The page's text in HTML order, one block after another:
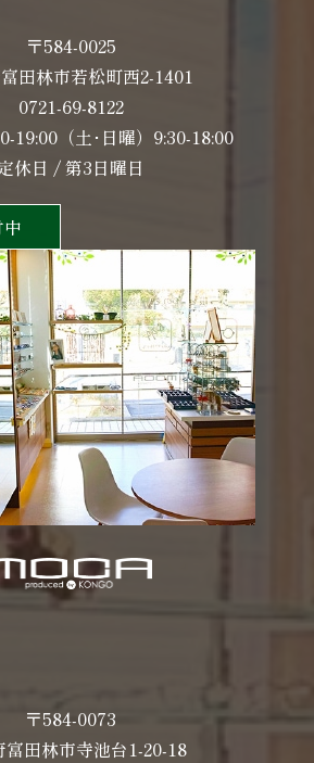
〒584-0025
田林市若松町西2-1401
0721-69-8122
19:00（土･日曜）9:30-18:00
休日 / 第3日曜日
〒584-0073
富田林市寺池台1-20-18